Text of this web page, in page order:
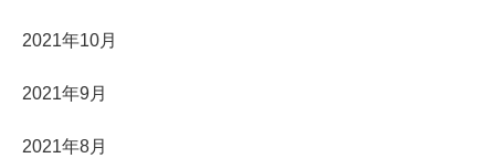
2021年10月
2021年9月
2021年8月